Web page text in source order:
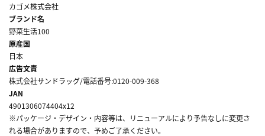
カゴメ株式会社
ブランド名
野菜生活100
原産国
日本
広告文責
株式会社サンドラッグ/電話番号:0120-009-368
JAN
4901306074404x12
※パッケージ・デザイン・内容等は、リニューアルにより予告なしに変更さ
れる場合がありますので、予めご了承ください。